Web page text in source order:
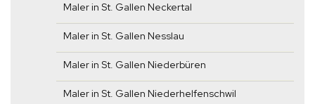
Maler in St. Gallen Neckertal
Maler in St. Gallen Nesslau
Maler in St. Gallen Niederbüren
Maler in St. Gallen Niederhelfenschwil